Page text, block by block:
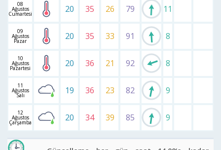
08
Ağustos
Cumartesi 20 35 26 79 11
09
Ağustos
Pazar 20 35 33 91 8
10
Ağustos
Pazartesi 20 36 21 92 8
11
Ağustos
Salı 19 36 23 82 9
12
Ağustos
Çarşamba 20 34 39 85 9